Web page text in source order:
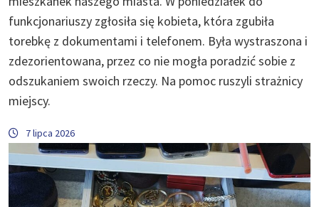
funkcjonariuszy zgłosiła się kobieta, która zgubiła
torebkę z dokumentami i telefonem. Była wystraszona i
zdezorientowana, przez co nie mogła poradzić sobie z
odszukaniem swoich rzeczy. Na pomoc ruszyli strażnicy
miejscy.
7 lipca 2026